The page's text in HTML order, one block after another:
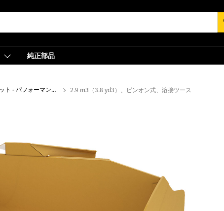
純正部品
フラットフロアバケット - パフォーマンスシリーズ 2.9 m3（3.8 yd3）、ピンオン式、溶接ツース